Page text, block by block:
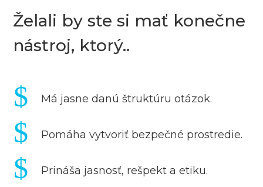
Želali by ste si mať konečne
nástroj, ktorý..
$ Má jasne danú štruktúru otázok.
$ Pomáha vytvoriť bezpečné prostredie.
$ Prináša jasnosť, rešpekt a etiku.